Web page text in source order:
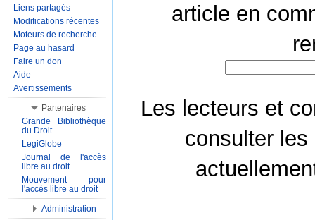
article en
Les lecteurs et
consulter les
Liens partagés
Modifications récentes
Moteurs de recherche
Page au hasard
Faire un don
Aide
Avertissements
Partenaires
Grande Bibliothèque
du Droit
LegiGlobe
Journal de l'accès
libre au droit
Mouvement pour
l'accès libre au droit
Administration